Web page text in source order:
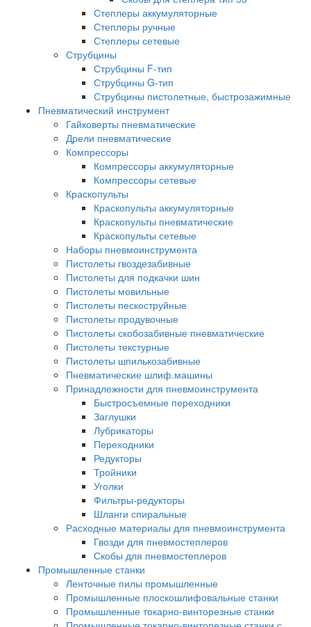
Степлеры аккумуляторные
Степлеры ручные
Степлеры сетевые
Струбцины
Струбцины F-тип
Струбцины G-тип
Струбцины пистолетные, быстрозажимные
Пневматический инструмент
Гайковерты пневматические
Дрели пневматические
Компрессоры
Компрессоры аккумуляторные
Компрессоры сетевые
Краскопульты
Краскопульты аккумуляторные
Краскопульты пневматические
Краскопульты сетевые
Наборы пневмоинструмента
Пистолеты гвоздезабивные
Пистолеты для подкачки шин
Пистолеты мовильные
Пистолеты пескоструйные
Пистолеты продувочные
Пистолеты скобозабивные пневматические
Пистолеты текстурные
Пистолеты шпилькозабивные
Пневматические шлиф.машины
Принадлежности для пневмоинструмента
Быстросъемные переходники
Заглушки
Лубрикаторы
Переходники
Редукторы
Тройники
Уголки
Фильтры-редукторы
Шланги спиральные
Расходные материалы для пневмоинструмента
Гвозди для пневмостеплеров
Скобы для пневмостеплеров
Промышленные станки
Ленточные пилы промышленные
Промышленные плоскошлифовальные станки
Промышленные токарно-винторезные станки